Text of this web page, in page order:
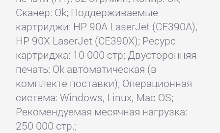
Сканер: Ok; Поддерживаемые
картриджи: HP 90A LaserJet (CE390A),
HP 90X LaserJet (CE390X); Ресурс
картриджа: 10 000 стр; Двусторонняя
печать: Ok автоматическая (в
комплекте поставки); Операционная
система: Windows, Linux, Mac OS;
Рекомендуемая месячная нагрузка:
250 000 стр.;